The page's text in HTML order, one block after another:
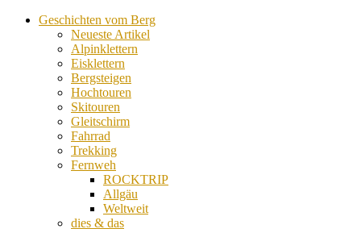
Geschichten vom Berg
Neueste Artikel
Alpinklettern
Eisklettern
Bergsteigen
Hochtouren
Skitouren
Gleitschirm
Fahrrad
Trekking
Fernweh
ROCKTRIP
Allgäu
Weltweit
dies & das